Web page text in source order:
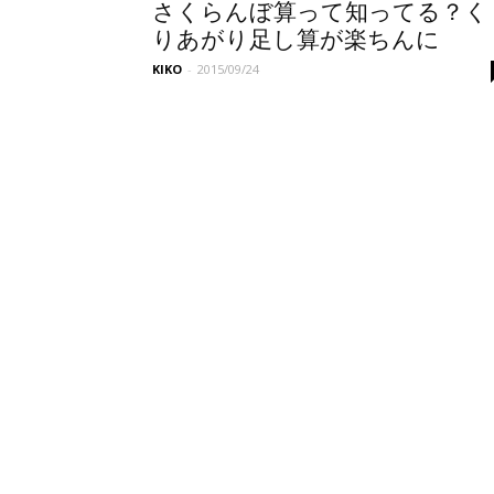
さくらんぼ算って知ってる？く
りあがり足し算が楽ちんに
KIKO - 2015/09/24